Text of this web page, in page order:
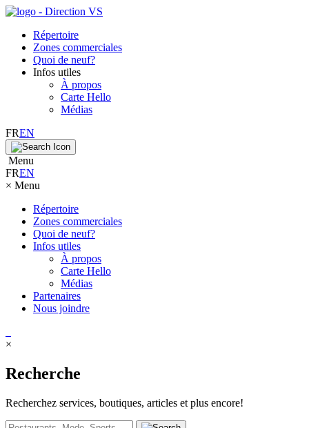
Répertoire
Zones commerciales
Quoi de neuf?
Infos utiles
À propos
Carte Hello
Médias
FREN
Menu
FREN
× Menu
Répertoire
Zones commerciales
Quoi de neuf?
Infos utiles
À propos
Carte Hello
Médias
Partenaires
Nous joindre
×
Recherche
Recherchez services, boutiques, articles et plus encore!